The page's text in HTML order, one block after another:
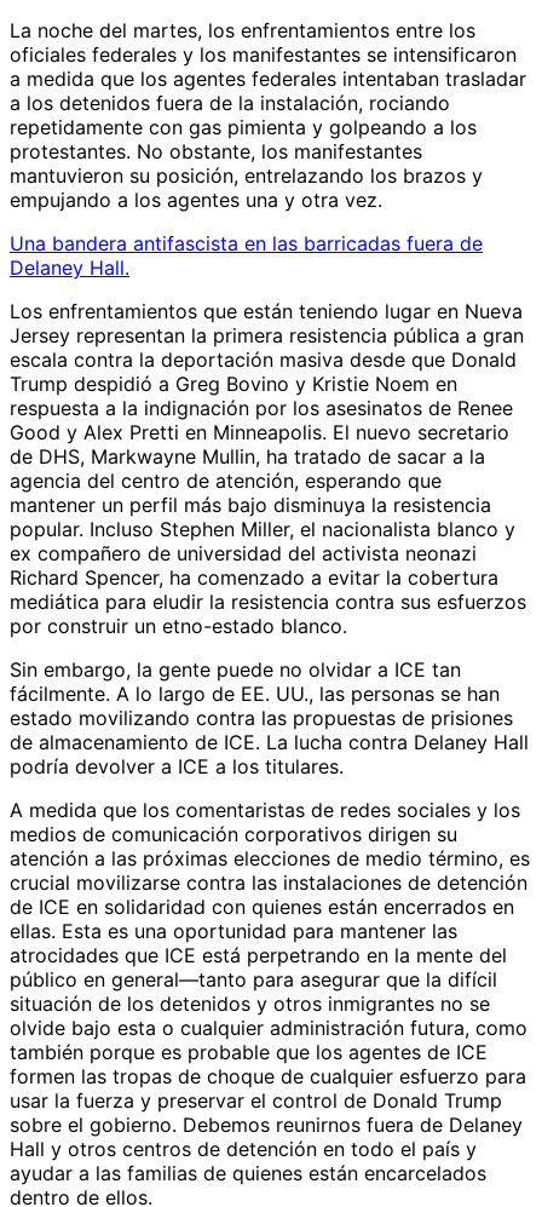
La noche del martes, los enfrentamientos entre los
oficiales federales y los manifestantes se intensificaron
a medida que los agentes federales intentaban trasladar
a los detenidos fuera de la instalación, rociando
repetidamente con gas pimienta y golpeando a los
protestantes. No obstante, los manifestantes
mantuvieron su posición, entrelazando los brazos y
empujando a los agentes una y otra vez.
Una bandera antifascista en las barricadas fuera de
Delaney Hall.
Los enfrentamientos que están teniendo lugar en Nueva
Jersey representan la primera resistencia pública a gran
escala contra la deportación masiva desde que Donald
Trump despidió a Greg Bovino y Kristie Noem en
respuesta a la indignación por los asesinatos de Renee
Good y Alex Pretti en Minneapolis. El nuevo secretario
de DHS, Markwayne Mullin, ha tratado de sacar a la
agencia del centro de atención, esperando que
mantener un perfil más bajo disminuya la resistencia
popular. Incluso Stephen Miller, el nacionalista blanco y
ex compañero de universidad del activista neonazi
Richard Spencer, ha comenzado a evitar la cobertura
mediática para eludir la resistencia contra sus esfuerzos
por construir un etno-estado blanco.
Sin embargo, la gente puede no olvidar a ICE tan
fácilmente. A lo largo de EE. UU., las personas se han
estado movilizando contra las propuestas de prisiones
de almacenamiento de ICE. La lucha contra Delaney Hall
podría devolver a ICE a los titulares.
A medida que los comentaristas de redes sociales y los
medios de comunicación corporativos dirigen su
atención a las próximas elecciones de medio término, es
crucial movilizarse contra las instalaciones de detención
de ICE en solidaridad con quienes están encerrados en
ellas. Esta es una oportunidad para mantener las
atrocidades que ICE está perpetrando en la mente del
público en general—tanto para asegurar que la difícil
situación de los detenidos y otros inmigrantes no se
olvide bajo esta o cualquier administración futura, como
también porque es probable que los agentes de ICE
formen las tropas de choque de cualquier esfuerzo para
usar la fuerza y preservar el control de Donald Trump
sobre el gobierno. Debemos reunirnos fuera de Delaney
Hall y otros centros de detención en todo el país y
ayudar a las familias de quienes están encarcelados
dentro de ellos.